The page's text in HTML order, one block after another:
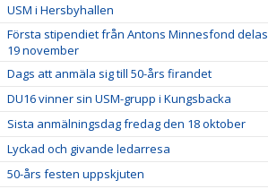
USM i Hersbyhallen
Första stipendiet från Antons Minnesfond
19 november
Dags att anmäla sig till 50-års firandet
DU16 vinner sin USM-grupp i Kungsbacka
Sista anmälningsdag fredag den 18 oktober
Lyckad och givande ledarresa
50-års festen uppskjuten